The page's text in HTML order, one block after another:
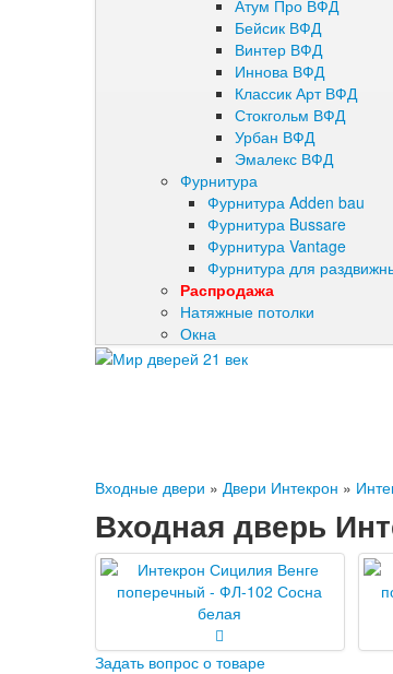
Атум Про ВФД
Бейсик ВФД
Винтер ВФД
Иннова ВФД
Классик Арт ВФД
Стокгольм ВФД
Урбан ВФД
Эмалекс ВФД
Фурнитура
Фурнитура Adden bau
Фурнитура Bussare
Фурнитура Vantage
Фурнитура для
Распродажа
Натяжные потолки
Окна
Входные двери » Двери Интекрон »
Входная дверь
Задать вопрос о товаре